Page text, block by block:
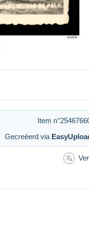
Item
Gecreëerd via